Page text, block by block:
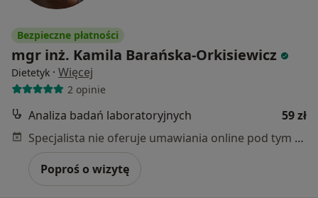
Bezpieczne płatności
mgr inż. Kamila Barańska-Orkisiewicz
Dietetyk · Więcej
2 opinie
Analiza badań laboratoryjnych
59 zł
Specjalista nie oferuje umawiania online pod tym adresem.
Poproś o wizytę